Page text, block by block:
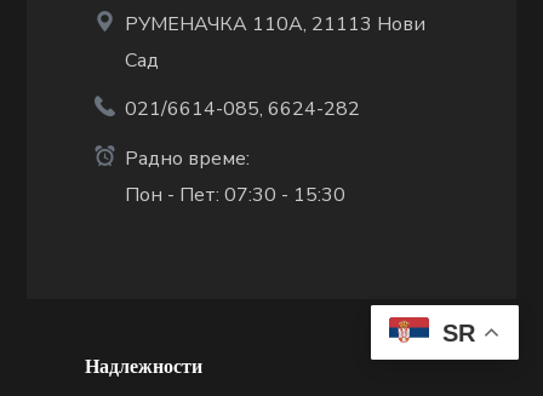
РУМЕНАЧКА 110А, 21113 Нови
Сад
021/6614-085, 6624-282
Радно време:
Пон - Пет: 07:30 - 15:30
Надлежности
SR